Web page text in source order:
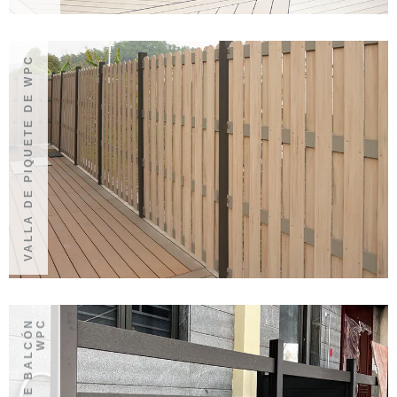
VALLA DE PIQUETE DE WPC
C